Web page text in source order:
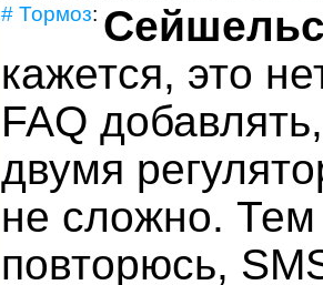
# Тормоз:
кажется, это
FAQ
двумя
не сложно.
повторюсь,